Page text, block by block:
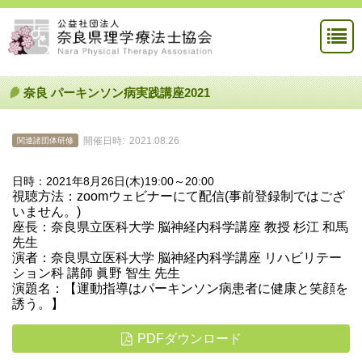
奈良 パーキンソン病実践講座2021
関連諸団体研修 開催日時: 2021.08.26
日時：2021年8月26日(木)19:00～20:00
視聴方法：zoomウェビナーにて配信(事前登録制ではござ
いません。)
座長：奈良県立医科大学 脳神経内科学講座 教授 杉江 和馬
先生
演者：奈良県立医科大学 脳神経内科学講座 リハビリテー
ション科 講師 眞野 智生 先生
演題名：【運動指導はパーキンソン病患者に健康と笑顔を
誘う。】
PDFダウンロード